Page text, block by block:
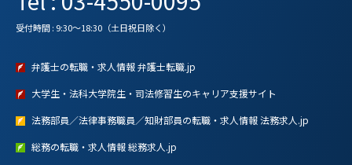
受付時間 : 9:30～18:30（土日祝日除く）
弁護士の転職・求人情報 弁護士転職.jp
大学生・法科大学院生・司法修習生のキャリア支援サイト
法務部員／法律事務職員／知財部員の転職・求人情報 法務求人.jp
総務の転職・求人情報 総務求人.jp